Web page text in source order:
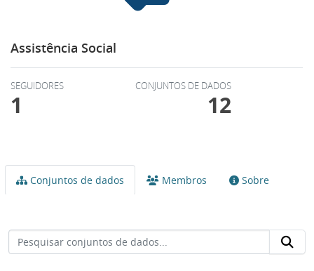
Assistência Social
SEGUIDORES
1
CONJUNTOS DE DADOS
12
Conjuntos de dados Membros Sobre